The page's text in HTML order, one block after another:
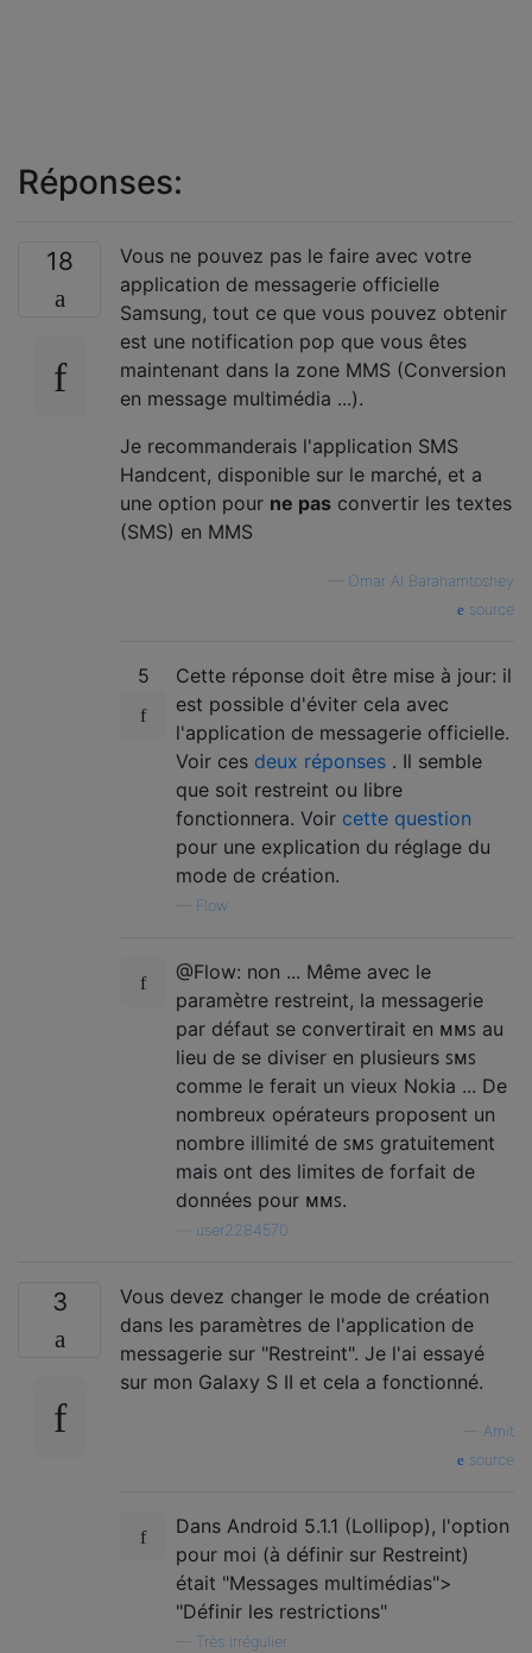
Réponses:
18
Vous ne pouvez pas le faire avec votre
application de messagerie officielle
Samsung, tout ce que vous pouvez obtenir
est une notification pop que vous êtes
maintenant dans la zone MMS (Conversion
en message multimédia ...).
Je recommanderais l'application SMS
Handcent, disponible sur le marché, et a
une option pour ne pas convertir les textes
(SMS) en MMS
Omar Al Barahamtoshey
source
5
Cette réponse doit être mise à jour: il
est possible d'éviter cela avec
l'application de messagerie officielle.
Voir ces deux réponses . Il semble
que soit restreint ou libre
fonctionnera. Voir cette question
pour une explication du réglage du
mode de création.
Flow
@Flow: non ... Même avec le
paramètre restreint, la messagerie
par défaut se convertirait en ᴍᴍꜱ au
lieu de se diviser en plusieurs ꜱᴍꜱ
comme le ferait un vieux Nokia ... De
nombreux opérateurs proposent un
nombre illimité de ꜱᴍꜱ gratuitement
mais ont des limites de forfait de
données pour ᴍᴍꜱ.
user2284570
3
Vous devez changer le mode de création
dans les paramètres de l'application de
messagerie sur "Restreint". Je l'ai essayé
sur mon Galaxy S II et cela a fonctionné.
Amit
source
Dans Android 5.1.1 (Lollipop), l'option
pour moi (à définir sur Restreint)
était "Messages multimédias">
"Définir les restrictions"
Très irrégulier